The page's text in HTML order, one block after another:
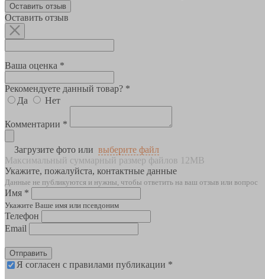
Оставить отзыв
Оставить отзыв
Ваша оценка *
Рекомендуете данный товар? *
Да
Нет
Комментарии *
Загрузите фото или выберите файл
Максимальный суммарный размер файлов 12MB
Укажите, пожалуйста, контактные данные
Данные не публикуются и нужны, чтобы ответить на ваш отзыв или вопрос
Имя *
Укажите Ваше имя или псевдоним
Телефон
Email
Отправить
Я согласен с правилами публикации *